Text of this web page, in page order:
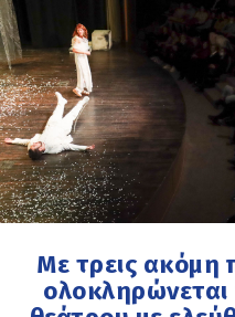
Με τρεις ακόμη